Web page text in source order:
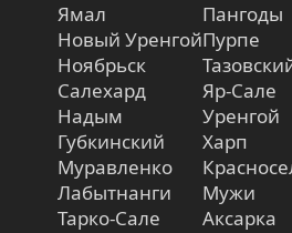
Ямал
Новый Уренгой
Ноябрьск
Салехард
Надым
Губкинский
Муравленко
Лабытнанги
Тарко-Сале
Пангоды
Пурпе
Яр-Сале
Уренгой
Харп
Мужи
Аксарка